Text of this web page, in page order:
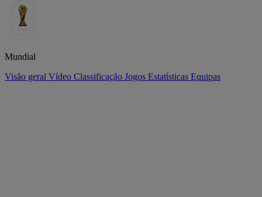
Mundial
Visão geral Vídeo Classificação Jogos Estatísticas Equipas